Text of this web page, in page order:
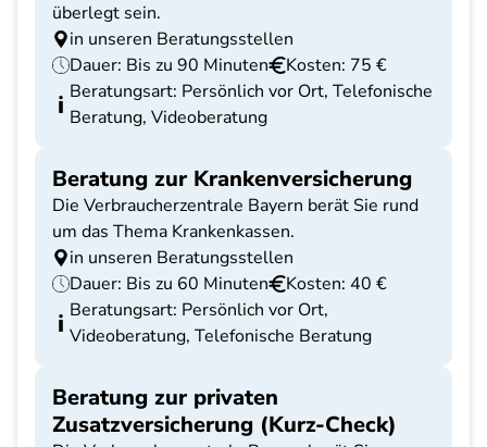
überlegt sein.
in unseren Beratungsstellen
Dauer: Bis zu 90 Minuten
Kosten: 75 €
Beratungsart: Persönlich vor Ort, Telefonische
Beratung, Videoberatung
Beratung zur Krankenversicherung
Die Verbraucherzentrale Bayern berät Sie rund
um das Thema Krankenkassen.
in unseren Beratungsstellen
Dauer: Bis zu 60 Minuten
Kosten: 40 €
Beratungsart: Persönlich vor Ort,
Videoberatung, Telefonische Beratung
Beratung zur privaten
Zusatzversicherung (Kurz-Check)